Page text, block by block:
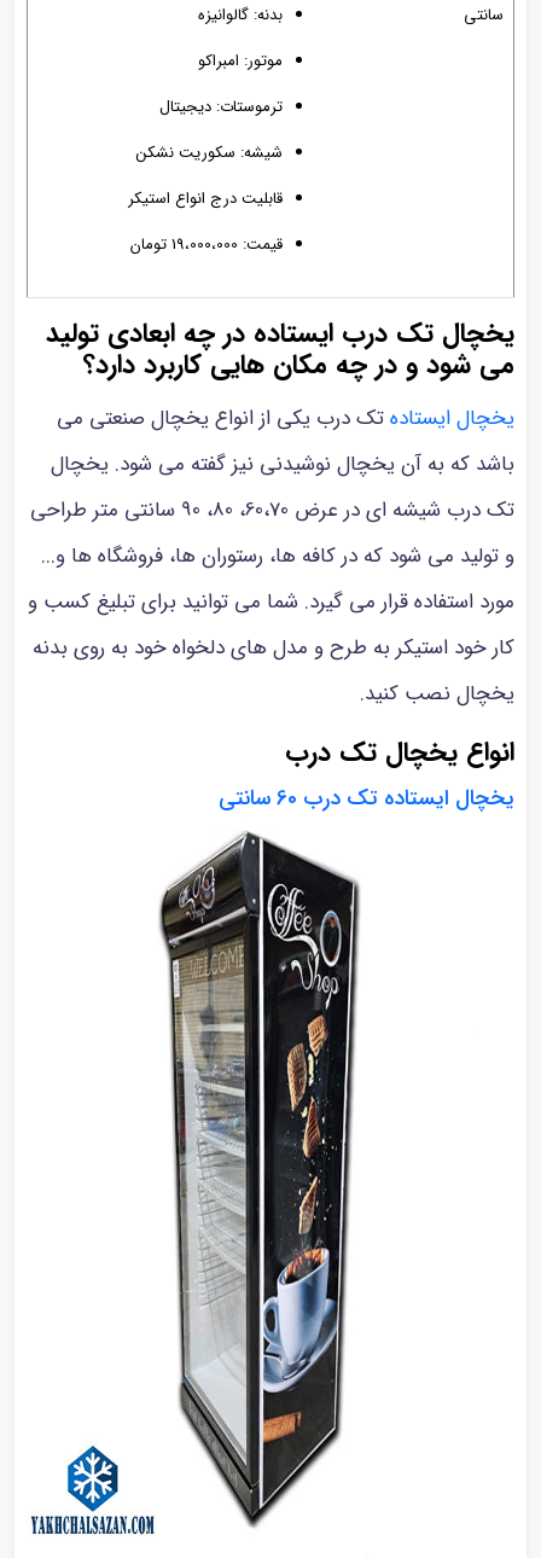
سانتی
بدنه: گالوانیزه
موتور: امبراکو
ترموستات: دیجیتال
شیشه: سکوریت نشکن
قابلیت درج انواع استیکر
قیمت: 19،000،000 تومان
یخچال تک درب ایستاده در چه ابعادی تولید
می شود و در چه مکان هایی کاربرد دارد؟
یخچال ایستادهتک درب یکی از انواع یخچال صنعتی می
باشد که به آن یخچال نوشیدنی نیز گفته می شود. یخچال
تک درب شیشه ای در عرض 60،70، 80، 90 سانتی متر طراحی
و تولید می شود که در کافه ها، رستوران ها، فروشگاه ها و...
مورد استفاده قرار می گیرد. شما می توانید برای تبلیغ کسب و
کار خود استیکر به طرح و مدل های دلخواه خود به روی بدنه
یخچال نصب کنید.
انواع یخچال تک درب
یخچال ایستاده تک درب 60 سانتی